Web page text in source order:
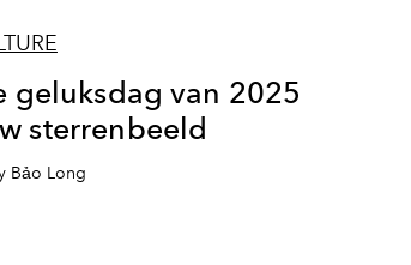
geluksdag van 2025
sterrenbeeld
Bảo Long